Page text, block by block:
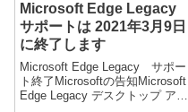
Microsoft Edge Legacy
サポートは 2021年3月9日
に終了します
Microsoft Edge Legacy サポー
ト終了Microsoftの告知Microsoft
Edge Legacy デスクトップ アプ